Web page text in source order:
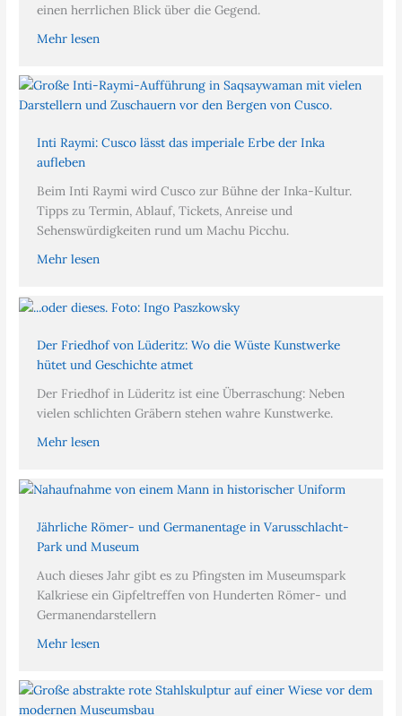
einen herrlichen Blick über die Gegend.
Mehr lesen
Inti Raymi: Cusco lässt das imperiale Erbe der Inka
aufleben
Beim Inti Raymi wird Cusco zur Bühne der Inka-Kultur.
Tipps zu Termin, Ablauf, Tickets, Anreise und
Sehenswürdigkeiten rund um Machu Picchu.
Mehr lesen
Der Friedhof von Lüderitz: Wo die Wüste Kunstwerke
hütet und Geschichte atmet
Der Friedhof in Lüderitz ist eine Überraschung: Neben
vielen schlichten Gräbern stehen wahre Kunstwerke.
Mehr lesen
Jährliche Römer- und Germanentage in Varusschlacht-
Park und Museum
Auch dieses Jahr gibt es zu Pfingsten im Museumspark
Kalkriese ein Gipfeltreffen von Hunderten Römer- und
Germanendarstellern
Mehr lesen